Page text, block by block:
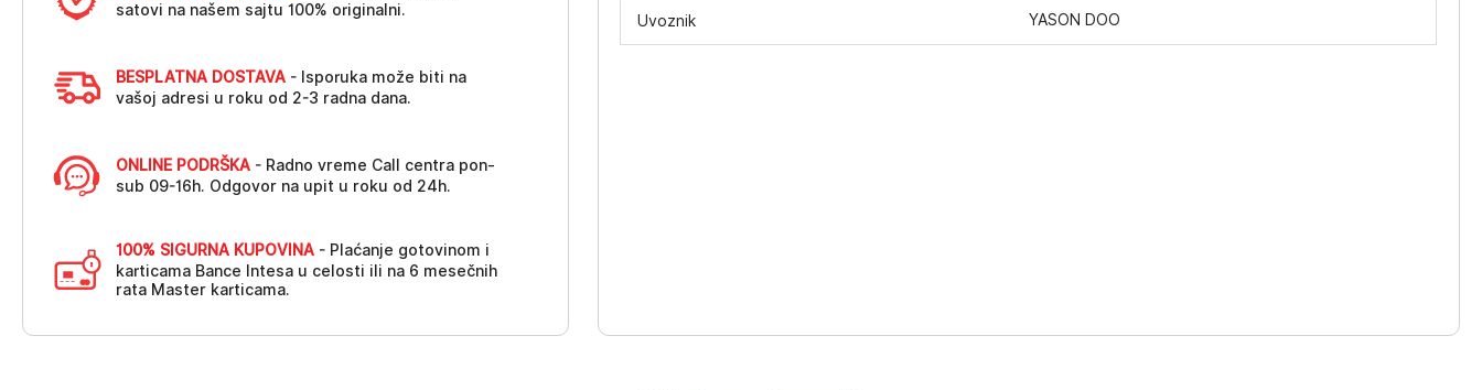
satovi na našem sajtu 100% originalni.
BESPLATNA DOSTAVA - Isporuka može biti na
vašoj adresi u roku od 2-3 radna dana.
ONLINE PODRŠKA - Radno vreme Call centra pon-
sub 09-16h. Odgovor na upit u roku od 24h.
100% SIGURNA KUPOVINA - Plaćanje gotovinom i
karticama Bance Intesa u celosti ili na 6 mesečnih
rata Master karticama.
Uvoznik YASON DOO